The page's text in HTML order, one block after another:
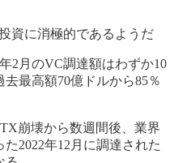
資に消極的であるようだ
2月のVC調達額はわずか10
最高額70億ドルから85％
崩壊から数週間後、業界
2022年12月に調達された